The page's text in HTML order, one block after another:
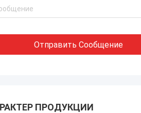
Отправить Сообщение
ПРОДУКЦИИ